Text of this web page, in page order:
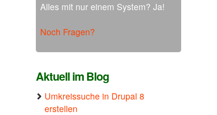
Alles mit nur einem System? Ja!
Noch Fragen?
Aktuell im Blog
Umkreissuche in Drupal 8
erstellen